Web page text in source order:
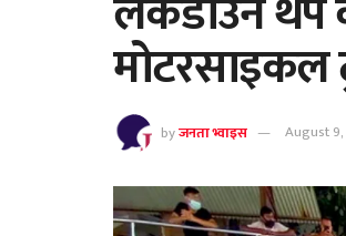
मोटरसाइकल
byजनता भ्वाइस August